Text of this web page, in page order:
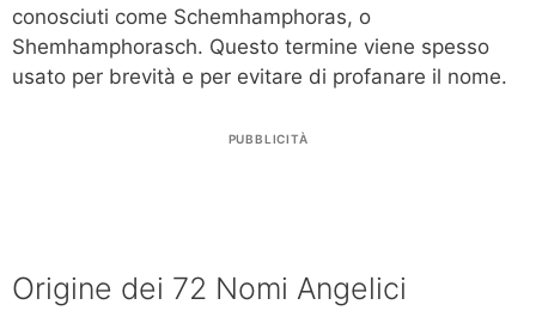
conosciuti come Schemhamphoras, o
Shemhamphorasch. Questo termine viene spesso
usato per brevità e per evitare di profanare il nome.
PUBBLICITÀ
Origine dei 72 Nomi Angelici